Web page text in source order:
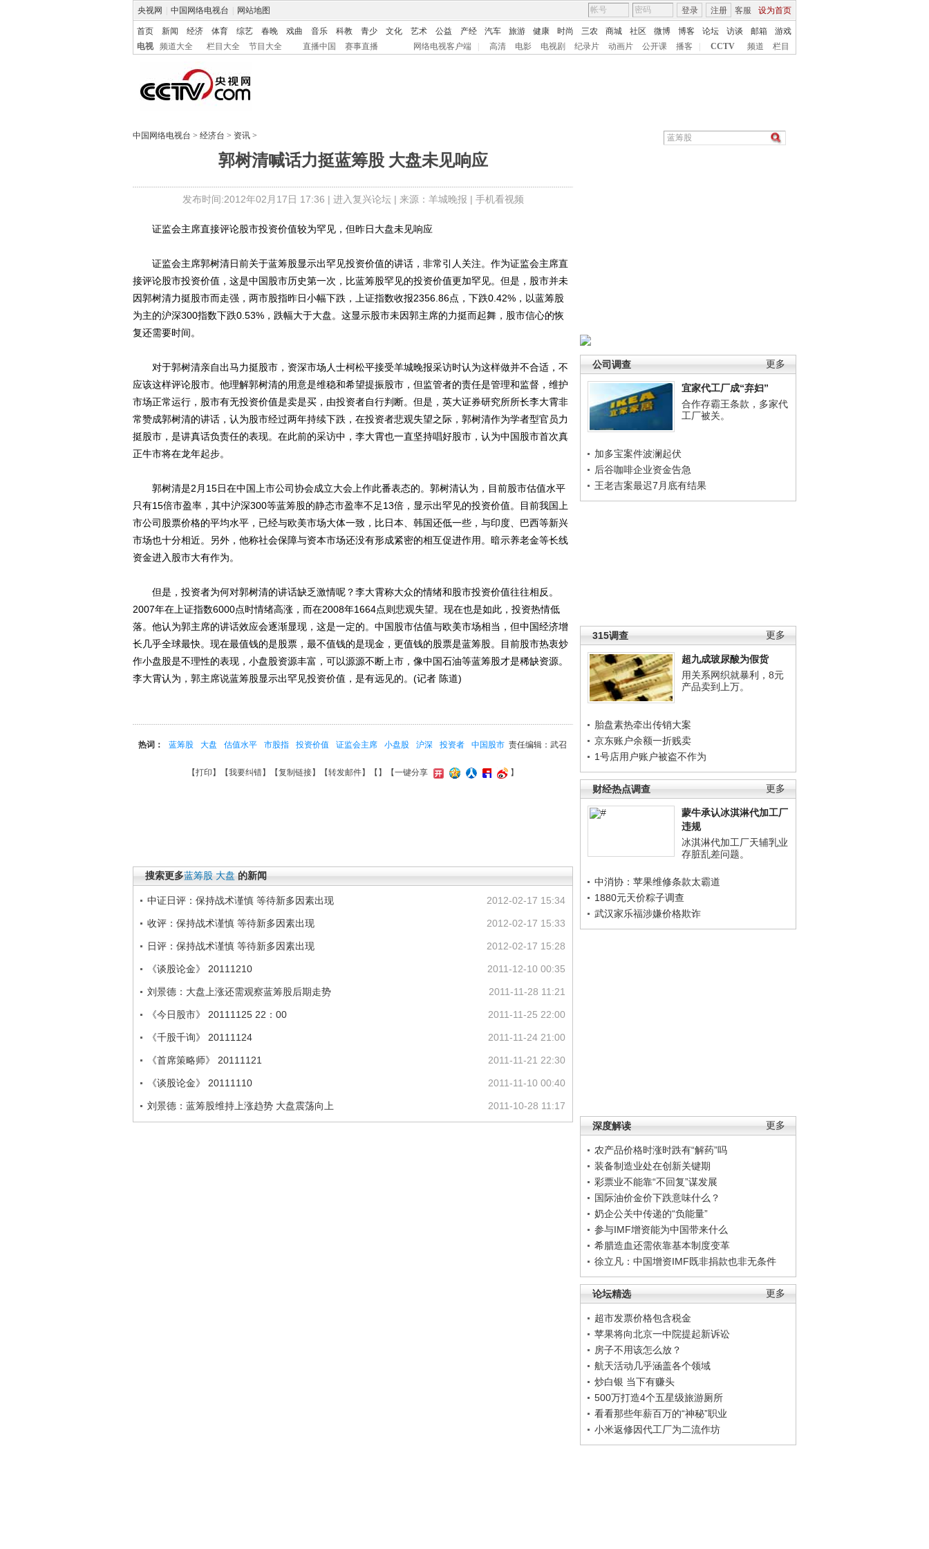
央视网 中国网络电视台 网站地图 客服 设为首页
登录 注册
首页 新闻 经济 体育 综艺 春晚 戏曲 音乐 科教 青少 文化 艺术 公益 产经 汽车 旅游 健康 时尚 三农 商城 社区 微博 博客 论坛 访谈 邮箱
游戏
电视
频道大全 栏目大全 节目大全 直播中国 赛事直播 网络电视客户端 高清 电影 电视剧 纪录片 动画片 公开课 播客 CCTV 频道 栏目
中国网络电视台 > 经济台 > 资讯 >
郭树清喊话力挺蓝筹股 大盘未见响应
发布时间:2012年02月17日 17:36 | 进入复兴论坛| 来源：羊城晚报 | 手机看视频
更多
公司调查
宜家代工厂成“弃妇”
合作存霸王条款，多家代
工厂被关。
加多宝案件波澜起伏
后谷咖啡企业资金告急
王老吉案最迟7月底有结果
更多
315调查
超九成玻尿酸为假货
用关系网织就暴利，8元
产品卖到上万。
胎盘素热牵出传销大案
京东账户余额一折贱卖
1号店用户账户被盗不作为
更多
财经热点调查
蒙牛承认冰淇淋代加工厂
违规
冰淇淋代加工厂天辅乳业
存脏乱差问题。
中消协：苹果维修条款太霸道
1880元天价粽子调查
武汉家乐福涉嫌价格欺诈
更多
深度解读
农产品价格时涨时跌有“解药”吗
装备制造业处在创新关键期
彩票业不能靠“不回复”谋发展
国际油价金价下跌意味什么？
奶企公关中传递的“负能量”
参与IMF增资能为中国带来什么
希腊造血还需依靠基本制度变革
徐立凡：中国增资IMF既非捐款也非无条件
更多
论坛精选
超市发票价格包含税金
苹果将向北京一中院提起新诉讼
房子不用该怎么放？
航天活动几乎涵盖各个领域
炒白银 当下有赚头
500万打造4个五星级旅游厕所
看看那些年薪百万的“神秘”职业
小米返修因代工厂为二流作坊
证监会主席直接评论股市投资价值较为罕见，但昨日大盘未见响应
证监会主席郭树清日前关于蓝筹股显示出罕见投资价值的讲话，非常引人关注。作为证监会主席直
接评论股市投资价值，这是中国股市历史第一次，比蓝筹股罕见的投资价值更加罕见。但是，股市并未
因郭树清力挺股市而走强，两市股指昨日小幅下跌，上证指数收报2356.86点，下跌0.42%，以蓝筹股
为主的沪深300指数下跌0.53%，跌幅大于大盘。这显示股市未因郭主席的力挺而起舞，股市信心的恢
复还需要时间。
对于郭树清亲自出马力挺股市，资深市场人士柯松平接受羊城晚报采访时认为这样做并不合适，不
应该这样评论股市。他理解郭树清的用意是维稳和希望提振股市，但监管者的责任是管理和监督，维护
市场正常运行，股市有无投资价值是卖是买，由投资者自行判断。但是，英大证券研究所所长李大霄非
常赞成郭树清的讲话，认为股市经过两年持续下跌，在投资者悲观失望之际，郭树清作为学者型官员力
挺股市，是讲真话负责任的表现。在此前的采访中，李大霄也一直坚持唱好股市，认为中国股市首次真
正牛市将在龙年起步。
郭树清是2月15日在中国上市公司协会成立大会上作此番表态的。郭树清认为，目前股市估值水平
只有15倍市盈率，其中沪深300等蓝筹股的静态市盈率不足13倍，显示出罕见的投资价值。目前我国上
市公司股票价格的平均水平，已经与欧美市场大体一致，比日本、韩国还低一些，与印度、巴西等新兴
市场也十分相近。另外，他称社会保障与资本市场还没有形成紧密的相互促进作用。暗示养老金等长线
资金进入股市大有作为。
但是，投资者为何对郭树清的讲话缺乏激情呢？李大霄称大众的情绪和股市投资价值往往相反。
2007年在上证指数6000点时情绪高涨，而在2008年1664点则悲观失望。现在也是如此，投资热情低
落。他认为郭主席的讲话效应会逐渐显现，这是一定的。中国股市估值与欧美市场相当，但中国经济增
长几乎全球最快。现在最值钱的是股票，最不值钱的是现金，更值钱的股票是蓝筹股。目前股市热衷炒
作小盘股是不理性的表现，小盘股资源丰富，可以源源不断上市，像中国石油等蓝筹股才是稀缺资源。
李大霄认为，郭主席说蓝筹股显示出罕见投资价值，是有远见的。(记者 陈道)
责任编辑：武召
热词： 蓝筹股 大盘 估值水平 市股指 投资价值 证监会主席 小盘股 沪深 投资者 中国股市
【打印 】【我要纠错】【复制链接】【转发邮件】【 】 【一键分享 】
搜索更多蓝筹股 大盘 的新闻
2012-02-17 15:34
中证日评：保持战术谨慎 等待新多因素出现
2012-02-17 15:33
收评：保持战术谨慎 等待新多因素出现
2012-02-17 15:28
日评：保持战术谨慎 等待新多因素出现
2011-12-10 00:35
《谈股论金》 20111210
2011-11-28 11:21
刘景德：大盘上涨还需观察蓝筹股后期走势
2011-11-25 22:00
《今日股市》 20111125 22：00
2011-11-24 21:00
《千股千询》 20111124
2011-11-21 22:30
《首席策略师》 20111121
2011-11-10 00:40
《谈股论金》 20111110
2011-10-28 11:17
刘景德：蓝筹股维持上涨趋势 大盘震荡向上